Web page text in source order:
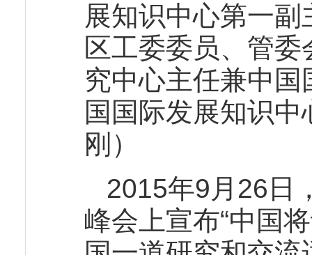
展知识中心第一
区工委委员、管
究中心主任兼中
国国际发展知识
刚）
2015年9月26日
峰会上宣布“中国